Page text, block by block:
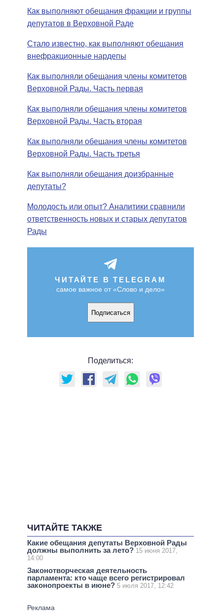
Как выполняют обещания фракции и группы
депутатов в Верховной Раде
Стало известно, как выполняют обещания
внефракционные нардепы
Как выполняли обещания члены комитетов
Верховной Рады. Часть первая
Как выполняли обещания члены комитетов
Верховной Рады. Часть вторая
Как выполняли обещания члены комитетов
Верховной Рады. Часть третья
Как выполняли обещания доизбранные
депутаты?
Молодость или опыт? Аналитики сравнили
ответственность новых и старых депутатов
Рады
ЧИТАЙТЕ В TELEGRAM
самое важное от «Слово и дело»
Подписаться
Поделиться:
ЧИТАЙТЕ ТАКЖЕ
Какие обещания депутаты Верховной Рады
должны выполнить за лето? 15 июня 2017,
14:00
Законотворческая деятельность
парламента: кто чаще всего регистрировал
законопроекты в июне? 5 июля 2017, 12:42